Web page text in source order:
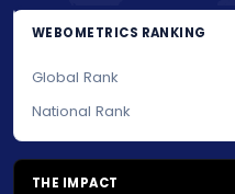
WEBOMETRICS RANKING
Global Rank
National Rank
THE IMPACT